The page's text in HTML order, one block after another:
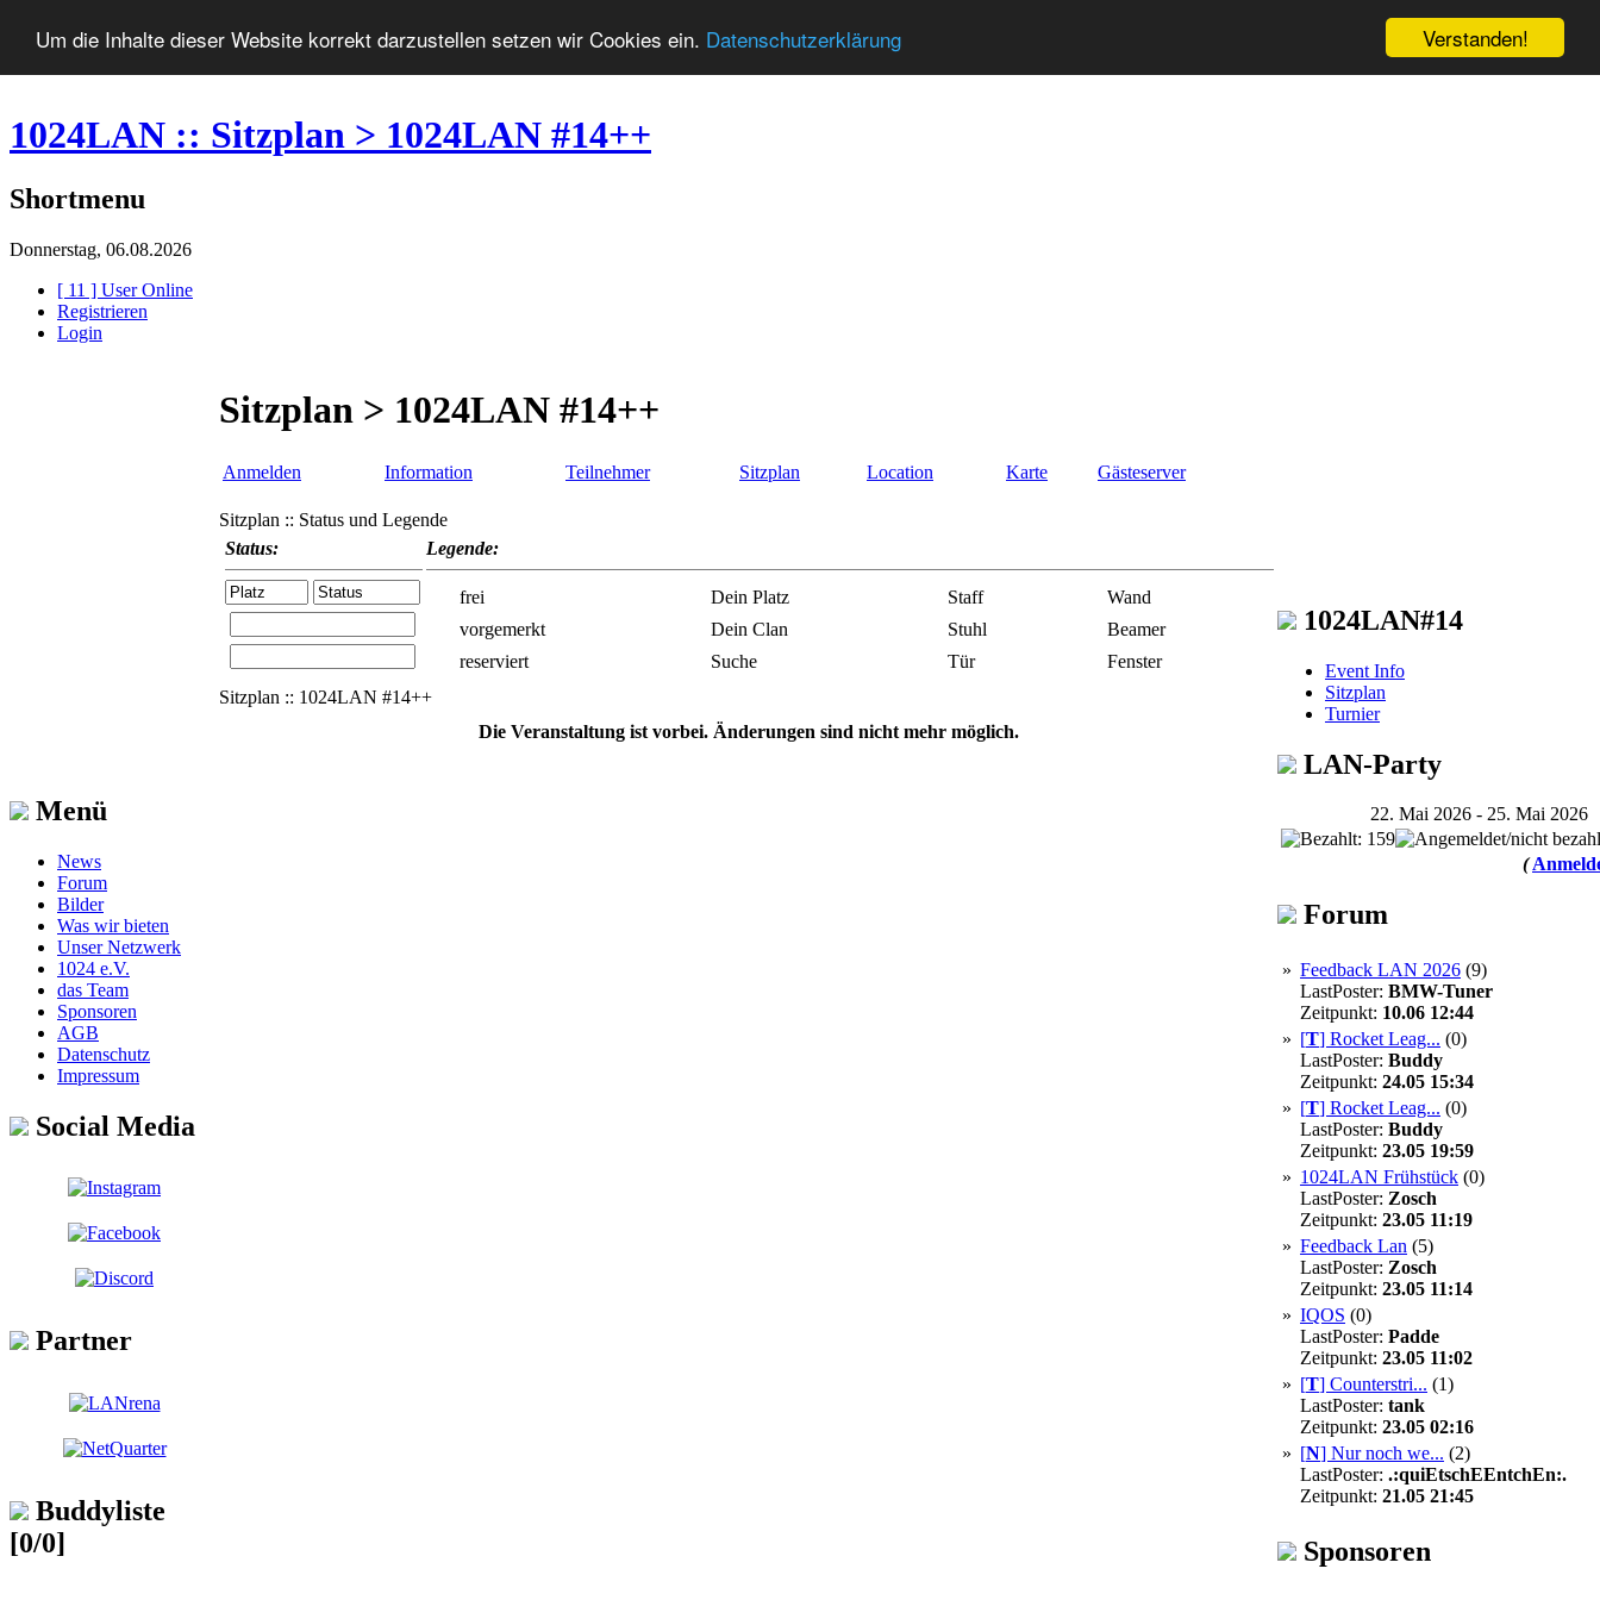
Verstanden!
Um die Inhalte dieser Website korrekt darzustellen setzen wir Cookies ein. Datenschutzerklärung
1024LAN :: Sitzplan > 1024LAN #14++
Shortmenu
Donnerstag, 06.08.2026
[ 11 ] User Online
Registrieren
Login
Menü
News
Forum
Bilder
Was wir bieten
Unser Netzwerk
1024 e.V.
das Team
Sponsoren
AGB
Datenschutz
Impressum
Social Media
Partner
Buddyliste
[0/0]
Sitzplan > 1024LAN #14++
Anmelden Information Teilnehmer Sitzplan Location Karte Gästeserver
Sitzplan :: Status und Legende
Status:
Legende:
frei
vorgemerkt
reserviert
Dein Platz
Dein Clan
Suche
Staff
Stuhl
Tür
Wand
Beamer
Fenster
Sitzplan :: 1024LAN #14++
Die Veranstaltung ist vorbei. Änderungen sind nicht mehr möglich.
1024LAN#14
Event Info
Sitzplan
Turnier
LAN-Party
22. Mai 2026 - 25. Mai 2026
(
Forum
» Feedback LAN 2026 (9)
LastPoster: BMW-Tuner
Zeitpunkt: 10.06 12:44
» [T] Rocket Leag... (0)
LastPoster: Buddy
Zeitpunkt: 24.05 15:34
» [T] Rocket Leag... (0)
LastPoster: Buddy
Zeitpunkt: 23.05 19:59
» 1024LAN Frühstück (0)
LastPoster: Zosch
Zeitpunkt: 23.05 11:19
» Feedback Lan (5)
LastPoster: Zosch
Zeitpunkt: 23.05 11:14
» IQOS (0)
LastPoster: Padde
Zeitpunkt: 23.05 11:02
» [T] Counterstri... (1)
LastPoster: tank
Zeitpunkt: 23.05 02:16
» [N] Nur noch we... (2)
LastPoster: .:quiEtschEEntchEn:.
Zeitpunkt: 21.05 21:45
Sponsoren